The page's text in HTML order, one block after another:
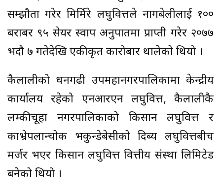
सम्झौता गरेर मिर्मिरे लघुवित्तले नागबेलीलाई १००
बराबर ९५ सेयर स्वाप अनुपातमा प्राप्ती गरेर २०७७
भदौ ७ गतेदेखि एकीकृत कारोबार थालेको थियो ।
कैलालीको धनगढी उपमहानगरपालिकामा केन्द्रीय
कार्यालय रहेको एनआरएन लघुवित्त, कैलालीकै
लम्कीचूहा नगरपालिकाको किसान लघुवित्त र
काभ्रेपलान्चोक भकुन्डेबेसीको दिब्य लघुवित्तबीच
मर्जर भएर किसान लघुवित्त वित्तीय संस्था लिमिटेड
बनेको थियो ।